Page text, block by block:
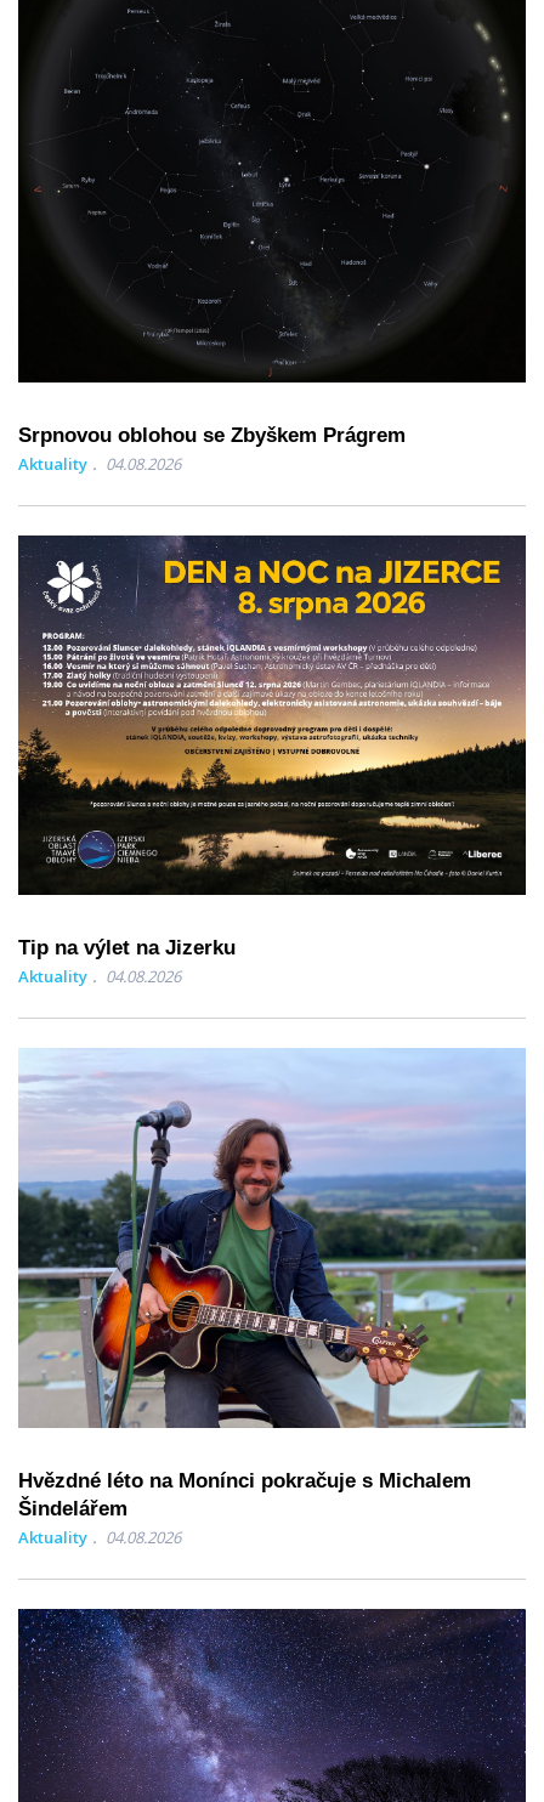
Srpnovou oblohou se Zbyškem Prágrem
Aktuality 04.08.2026
Tip na výlet na Jizerku
Aktuality 04.08.2026
Hvězdné léto na Monínci pokračuje s Michalem
Šindelářem
Aktuality 04.08.2026